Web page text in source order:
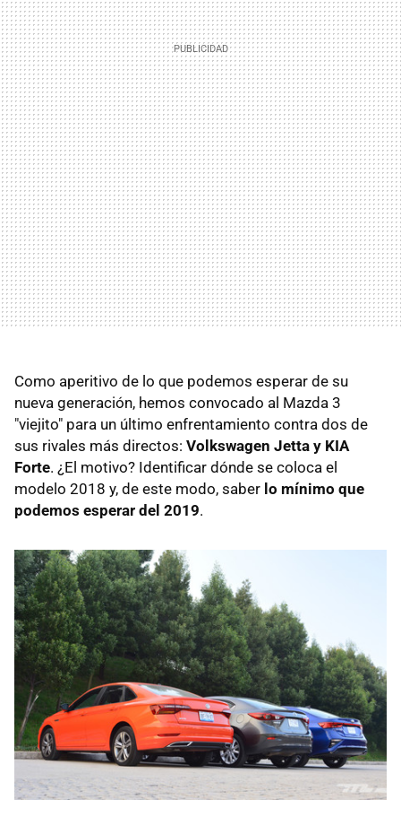
Como aperitivo de lo que podemos esperar de su
nueva generación, hemos convocado al Mazda 3
"viejito" para un último enfrentamiento contra dos de
sus rivales más directos: Volkswagen Jetta y KIA
Forte. ¿El motivo? Identificar dónde se coloca el
modelo 2018 y, de este modo, saber lo mínimo que
podemos esperar del 2019.